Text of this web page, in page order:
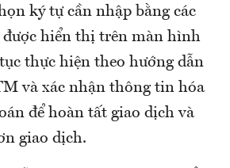
ký tự cần nhập bằng các
hiển thị trên màn hình
thực hiện theo hướng dẫn
và xác nhận thông tin hóa
để hoàn tất giao dịch và
giao dịch.